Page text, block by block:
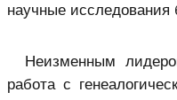
научные
Неизменным
работа с